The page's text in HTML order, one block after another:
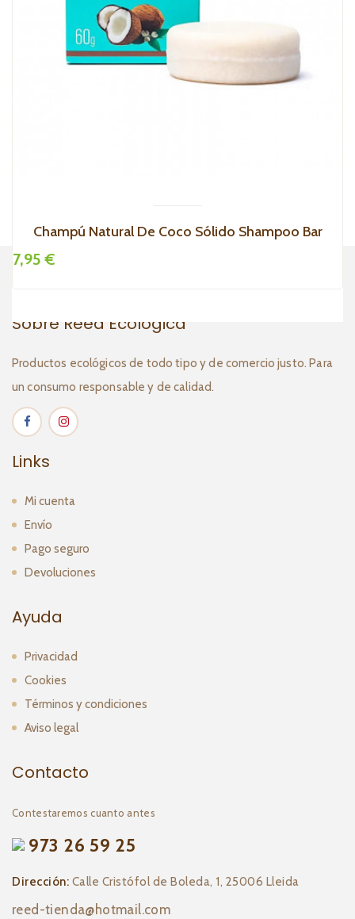
Champú Natural De Coco Sólido Shampoo Bar
7,95 €
Sobre Reed Ecológica
Productos ecológicos de todo tipo y de comercio justo. Para
un consumo responsable y de calidad.
Links
Mi cuenta
Envío
Pago seguro
Devoluciones
Ayuda
Privacidad
Cookies
Términos y condiciones
Aviso legal
Contacto
Contestaremos cuanto antes
973 26 59 25
Dirección: Calle Cristófol de Boleda, 1, 25006 Lleida
reed-tienda@hotmail.com